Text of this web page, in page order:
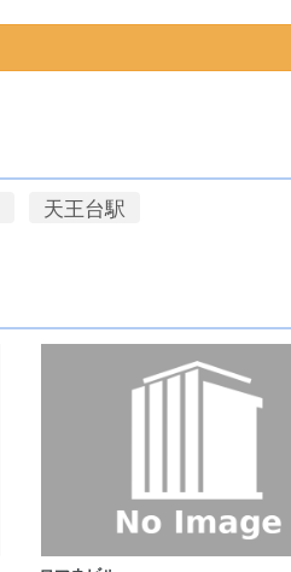
天王台駅